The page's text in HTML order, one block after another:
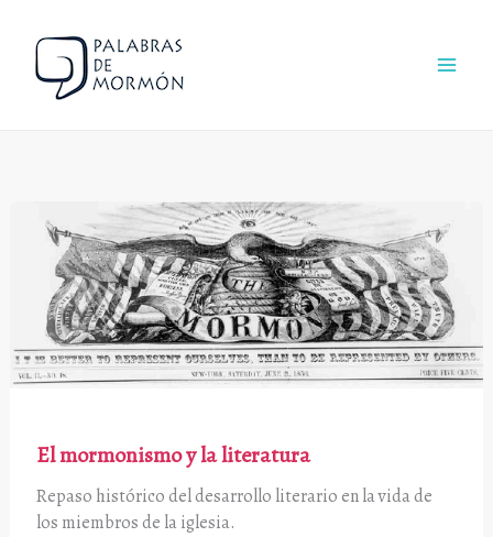
contenido
El mormonismo y la literatura
Repaso histórico del desarrollo literario en la vida de
los miembros de la iglesia.